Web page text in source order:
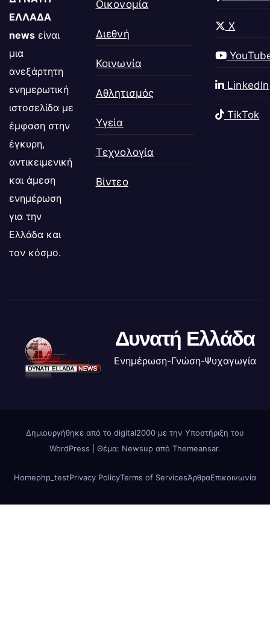
ΕΛΛΑΔΑ
news είναι
μια
ανεξάρτητη
ενημερωτική
ιστοσελίδα με
έμφαση στην
έγκυρη,
αντικειμενική
και άμεση
ενημέρωση
για την
Ελλάδα και
τον κόσμο.
Οικονομία
Διεθνή
Κοινωνία
Αθλητισμός
Υγεία
Τεχνολογία
Βίντεο
X
LinkedIn
TikTok
Δυνατή Ελλάδα
Ενημέρωση-Γνώση-Ψυχαγωγία
Δημιουργήθηκε από το digital2000 με την Υποστήριξη του
WordPress
Θέμα: Newsup από Themeansar.
Homephp_testPrivacy PolicyTerms of ServicesΆρθραΕπικοινωνία